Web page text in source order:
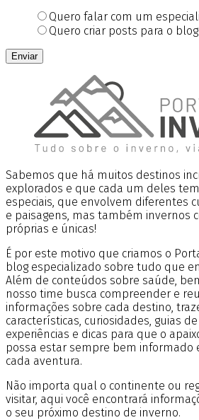
Quero falar com um
Quero criar posts para o blog
Enviar
Sabemos que há muitos destinos
explorados e que cada um deles
especiais, que envolvem diferentes
e paisagens, mas também invernos
próprias e únicas!
É por este motivo que criamos o
blog especializado sobre tudo que
Além de conteúdos sobre saúde,
nosso time busca compreender e
informações sobre cada destino,
características, curiosidades, guias
experiências e dicas para que o
possa estar sempre bem informado
cada aventura.
Não importa qual o continente ou
visitar, aqui você encontrará
o seu próximo destino de inverno.